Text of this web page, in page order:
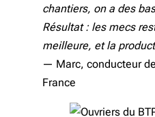
chantiers, on a des
Résultat : les mecs
meilleure, et la
— Marc, conducteur
France